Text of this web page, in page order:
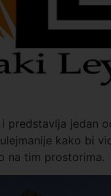
predstavlja jedan
kako bi
na tim prostorima.